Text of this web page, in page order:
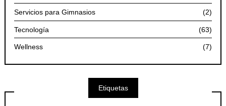
Servicios para Gimnasios (2)
Tecnología (63)
Wellness (7)
Etiquetas